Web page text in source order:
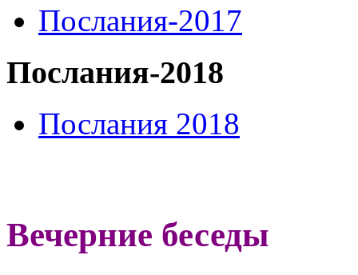
Послания-2017
Послания-2018
Послания 2018
Вечерние беседы